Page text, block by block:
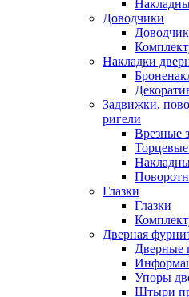
Доводчики
Накладки
Задвижки,
ригели
Врезные
Глазки
Глазки
Дверная
Дверные
Упоры
Штыри